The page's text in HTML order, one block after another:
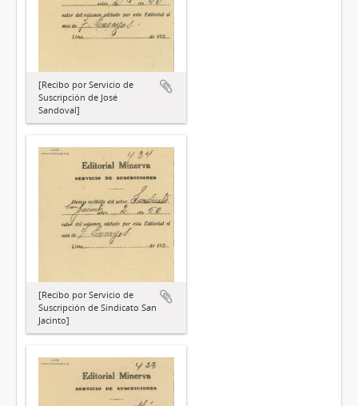
[Recibo por Servicio de
Suscripción de José
Sandoval]
[Recibo por Servicio de
Suscripción de Sindicato San
Jacinto]